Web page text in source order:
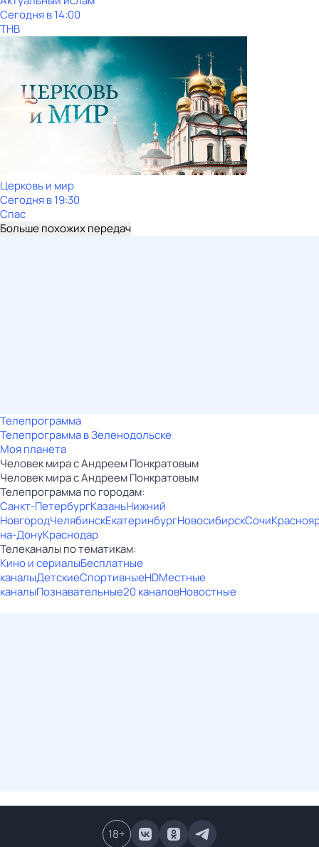
Сегодня в 14:00
ТНВ
Церковь и мир
Сегодня в 19:30
Спас
Больше похожих передач
Телепрограмма
Телепрограмма в Зеленодольске
Моя планета
Человек мира с Андреем Понкратовым
Человек мира с Андреем Понкратовым
Телепрограмма по городам:
Санкт-ПетербургКазаньНижний
НовгородЧелябинскЕкатеринбургНовосибирскСочи
на-ДонуКраснодар
Телеканалы по тематикам:
Кино и сериалыБесплатные
каналыДетскиеСпортивныеHDМестные
каналыПознавательные20 каналовНовостные
18+